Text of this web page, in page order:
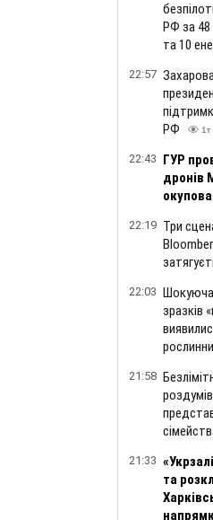
РФ за
та 10
22:57
РФ
1т
22:43 ГУР
дронів
22:19 Три
22:03 Шокуюча
зразків
21:58
21:33
та